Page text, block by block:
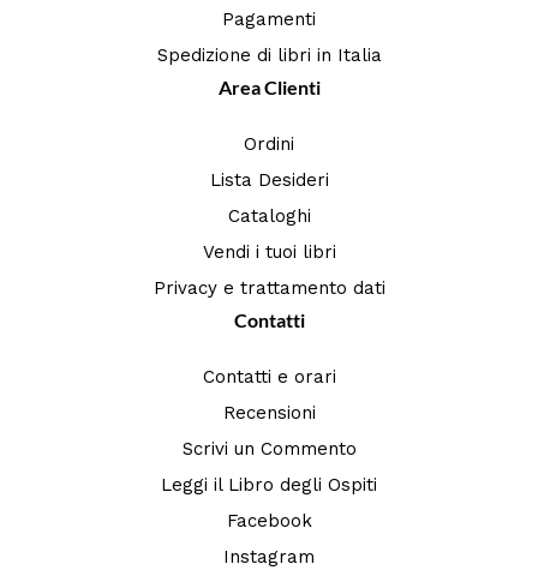
Pagamenti
Spedizione di libri in Italia
Area Clienti
Ordini
Lista Desideri
Cataloghi
Vendi i tuoi libri
Privacy e trattamento dati
Contatti
Contatti e orari
Recensioni
Scrivi un Commento
Leggi il Libro degli Ospiti
Facebook
Instagram